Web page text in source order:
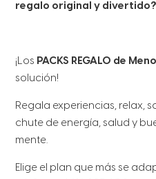
regalo original y divertido?
¡Los PACKS REGALO de
solución!
Regala experiencias, relax,
chute de energía, salud y
mente.
Elige el plan que más se